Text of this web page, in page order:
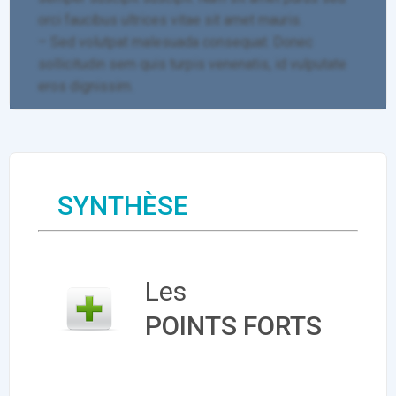
orci faucibus ultrices vitae sit amet mauris.
– Sed volutpat malesuada consequat. Donec
sollicitudin sem quis turpis venenatis, id vulputate
eros dignissim.
SYNTHÈSE
Les
POINTS FORTS